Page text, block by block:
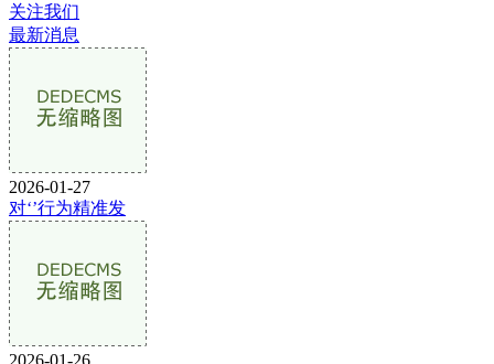
关注我们
最新消息
2026-01-27
对‘’行为精准发
2026-01-26